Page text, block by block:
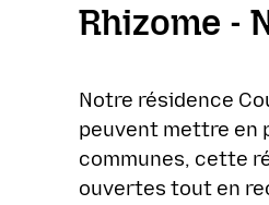
Rhizome -
Notre résidence
peuvent mettre en
communes, cette
ouvertes tout en